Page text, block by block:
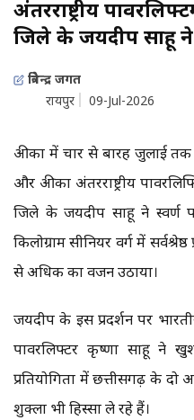
अंतरराष्ट्रीय
जिले के जयदीप साहू ने
त्रिवेन्द्र जगत
रायपुर
09-Jul-2026
अफ्रीका में चार से बारह जुलाई
और अफ्रीका अंतरराष्ट्रीय
जिले के जयदीप साहू ने स्वर्ण
किलोग्राम सीनियर वर्ग में
से अधिक का वजन उठाया।
जयदीप के इस प्रदर्शन पर
पावरलिफ्टर कृष्णा साहू ने
प्रतियोगिता में छत्तीसगढ़ के दो
शुक्ला भी हिस्सा ले रहे हैं।